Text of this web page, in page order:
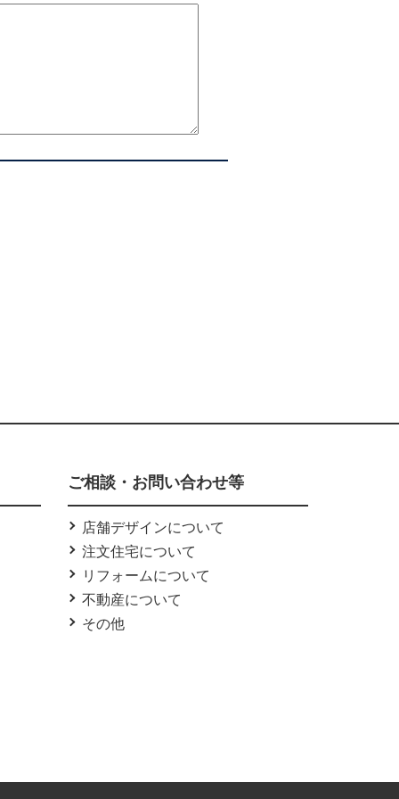
ご相談・お問い合わせ等
店舗デザインについて
注文住宅について
リフォームについて
不動産について
その他